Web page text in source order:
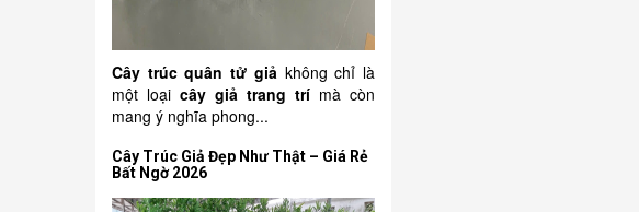
Cây trúc quân tử giảkhông chỉ là
một loại cây giả trang trí mà còn
mang ý nghĩa phong...
Cây Trúc Giả Đẹp Như Thật – Giá Rẻ
Bất Ngờ 2026